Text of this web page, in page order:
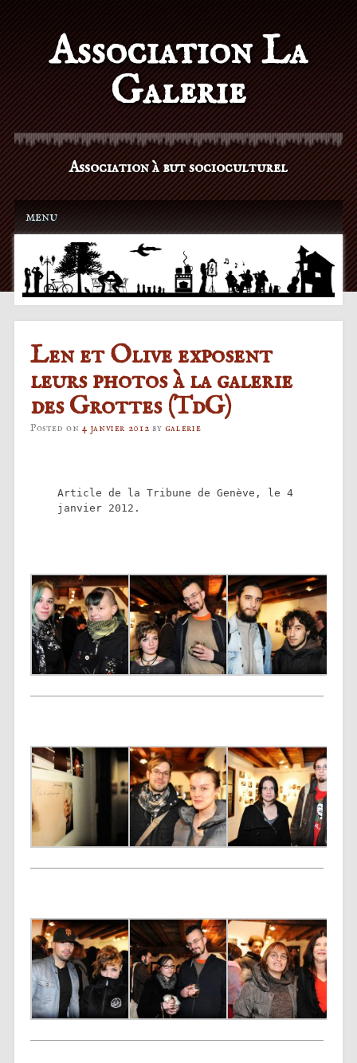
Association La
Galerie
Association à but socioculturel
Main menu
Skip to content
menu
Len et Olive exposent
leurs photos à la galerie
des Grottes (TdG)
Posted on4 janvier 2012 by galerie
Article de la Tribune de Genève, le 4
janvier 2012.